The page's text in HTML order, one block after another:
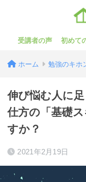
受講者の声 初めて
ホーム 勉強のキホ
伸び悩む人に
仕方の「基礎
すか？
2021年2月19日